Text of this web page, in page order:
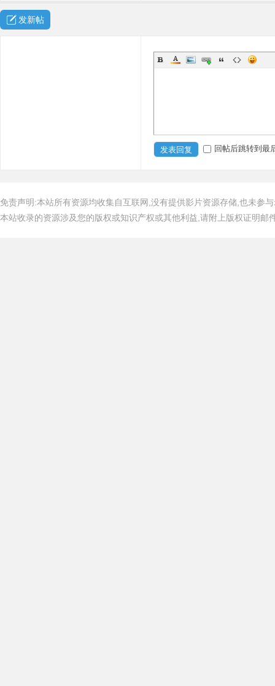
发新帖
发表回复 回帖后跳转到最
免责声明:本站所有资源均收集自互联网,没有提供影片资源存储,也未参
本站收录的资源涉及您的版权或知识产权或其他利益,请附上版权证明